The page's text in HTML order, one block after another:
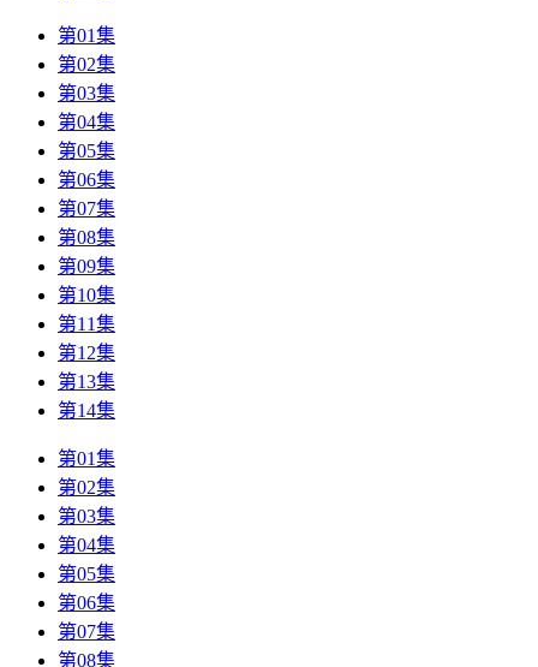
第01集
第02集
第03集
第04集
第05集
第06集
第07集
第08集
第09集
第10集
第11集
第12集
第13集
第14集
第01集
第02集
第03集
第04集
第05集
第06集
第07集
第08集